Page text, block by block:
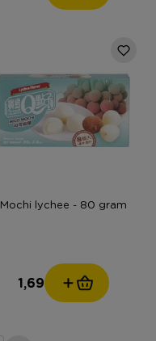
Mochi lychee - 80 gram
1,69